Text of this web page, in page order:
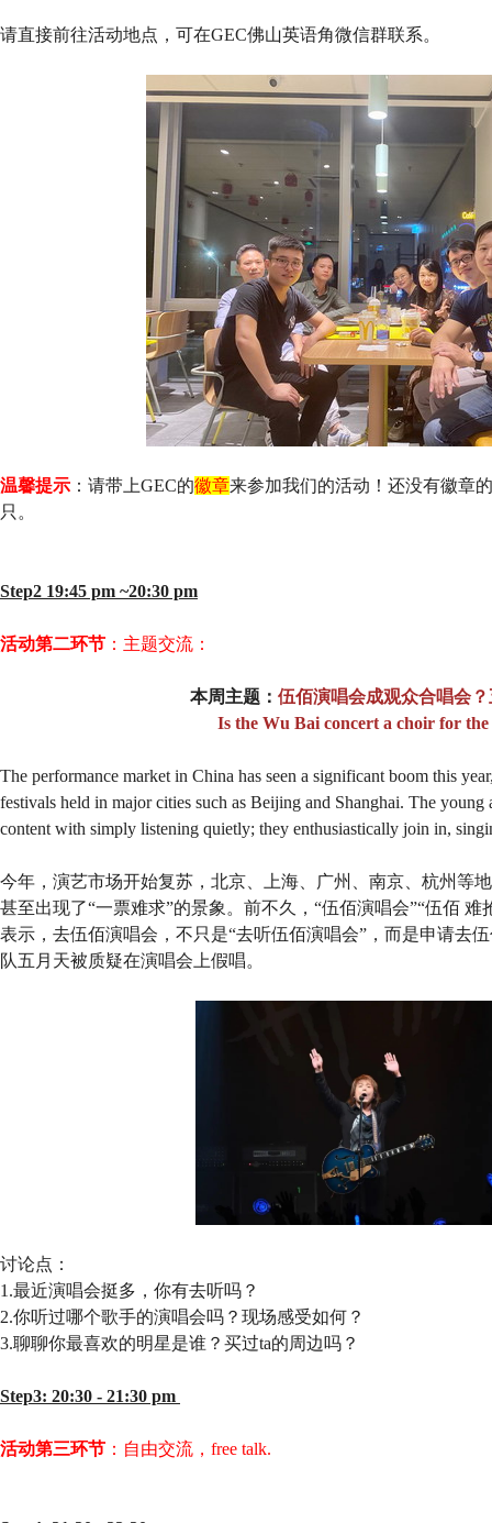
请直接前往活动地点，可在GEC佛山英语角微信群联系。
温馨提示 ：请带上GEC的徽章来参加我们的活动！还没有徽章
只。
Step2 19:45 pm ~20:30 pm
活动第二环节 ：主题交流：
本周主题：伍佰演唱会成观众合唱会
Is the Wu Bai concert a choir for the
The performance market in China has seen a significant boom this
festivals held in major cities such as Beijing and Shanghai. The young
content with simply listening quietly; they enthusiastically join in,
今年，演艺市场开始复苏，北京、上海、广州、南京、杭州等
甚至出现了“一票难求”的景象。前不久，“伍佰演唱会”“伍佰
表示，去伍佰演唱会，不只是“去听伍佰演唱会”，而是申请去
队五月天被质疑在演唱会上假唱。
讨论点：
1.最近演唱会挺多，你有去听吗？
2.你听过哪个歌手的演唱会吗？现场感受如何？
3.聊聊你最喜欢的明星是谁？买过ta的周边吗？
Step3: 20:30 - 21:30 pm
活动第三环节 ：自由交流，free talk.